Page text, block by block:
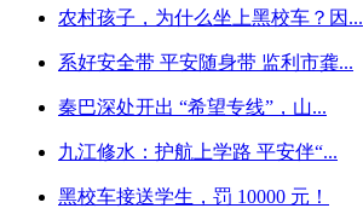
农村孩子，为什么坐上黑校车？因...
系好安全带 平安随身带 监利市龚...
秦巴深处开出 “希望专线”，山...
九江修水：护航上学路 平安伴“...
黑校车接送学生，罚 10000 元！